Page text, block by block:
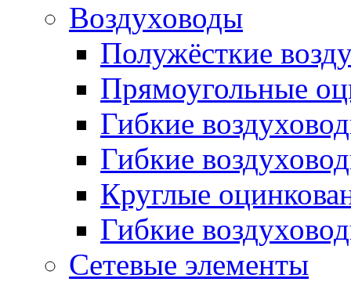
Воздуховоды
Полужёсткие
Прямоугольные
Гибкие
Гибкие
Круглые
Гибкие
Сетевые элементы